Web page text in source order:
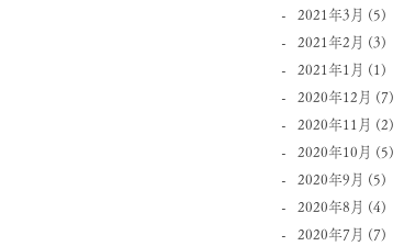
2021年3月 (5)
2021年2月 (3)
2021年1月 (1)
2020年12月 (7)
2020年11月 (2)
2020年10月 (5)
2020年9月 (5)
2020年8月 (4)
2020年7月 (7)